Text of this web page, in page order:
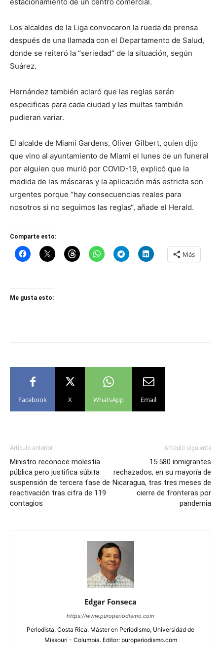
Los alcaldes de la Liga convocaron la rueda de prensa
después de una llamada con el Departamento de Salud,
donde se reiteró la “seriedad” de la situación, según
Suárez.
Hernández también aclaró que las reglas serán
especificas para cada ciudad y las multas también
pudieran variar.
El alcalde de Miami Gardens, Oliver Gilbert, quien dijo
que vino al ayuntamiento de Miami el lunes de un funeral
por alguien que murió por COVID-19, explicó que la
medida de las máscaras y la aplicación más estricta son
urgentes porque “hay consecuencias reales para
nosotros si no seguimos las reglas“, añade el Herald.
Comparte esto:
Más
Me gusta esto:
Facebook X WhatsApp Email
Artículo anterior
Ministro reconoce molestia
pública pero justifica súbita
suspensión de tercera fase de
reactivación tras cifra de 119
contagios
Artículo siguiente
15.580 inmigrantes
rechazados, en su mayoría de
Nicaragua, tras tres meses de
cierre de fronteras por
pandemia
Edgar Fonseca
https://www.puroperiodismo.com
Periodista, Costa Rica. Máster en Periodismo, Universidad de
Missouri - Columbia. Editor: puroperiodismo.com